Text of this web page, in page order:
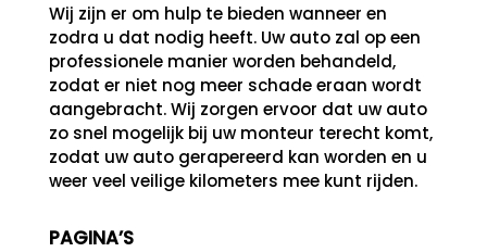
Wij zijn er om hulp te bieden wanneer en
zodra u dat nodig heeft. Uw auto zal op een
professionele manier worden behandeld,
zodat er niet nog meer schade eraan wordt
aangebracht.Wij zorgen ervoor dat uw auto
zo snel mogelijk bij uw monteur terecht komt,
zodat uw auto gerapereerd kan worden en u
weer veel veilige kilometers mee kunt rijden.
PAGINA’S